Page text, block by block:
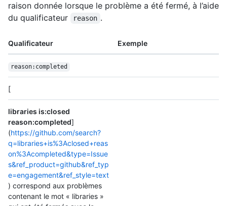
raison donnée lorsque le problème a été fermé, à l’aide
du qualificateur
reason .
Qualificateur Exemple
reason:completed
[
libraries is:closed
reason:completed]
(https://github.com/search?
q=libraries+is%3Aclosed+reas
on%3Acompleted&type=Issue
s&ref_product=github&ref_typ
e=engagement&ref_style=text
) correspond aux problèmes
contenant le mot « libraries »